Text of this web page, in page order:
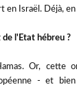
Israël. Déjà,
l'Etat hébreu ?
Or, cette
- et